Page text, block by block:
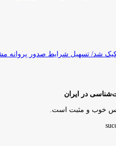
شد/ تسهیل شرایط صدور پروانه
در ایران
حس خوب و مثبت است.